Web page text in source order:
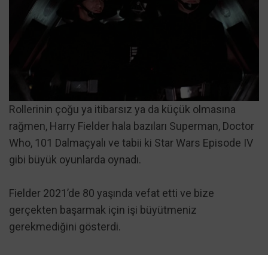
Rollerinin çoğu ya itibarsız ya da küçük olmasına
rağmen, Harry Fielder hala bazıları Superman, Doctor
Who, 101 Dalmaçyalı ve tabii ki Star Wars Episode IV
gibi büyük oyunlarda oynadı.
Fielder 2021’de 80 yaşında vefat etti ve bize
gerçekten başarmak için işi büyütmeniz
gerekmediğini gösterdi.